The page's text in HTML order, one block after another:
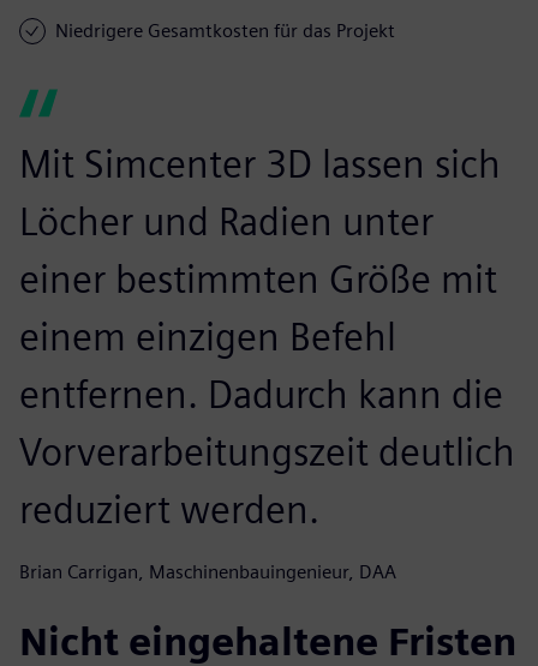
Niedrigere Gesamtkosten für das Projekt
Mit Simcenter 3D lassen sich
Löcher und Radien unter
einer bestimmten Größe mit
einem einzigen Befehl
entfernen. Dadurch kann die
Vorverarbeitungszeit deutlich
reduziert werden.
Brian Carrigan, Maschinenbauingenieur, DAA
Nicht eingehaltene Fristen